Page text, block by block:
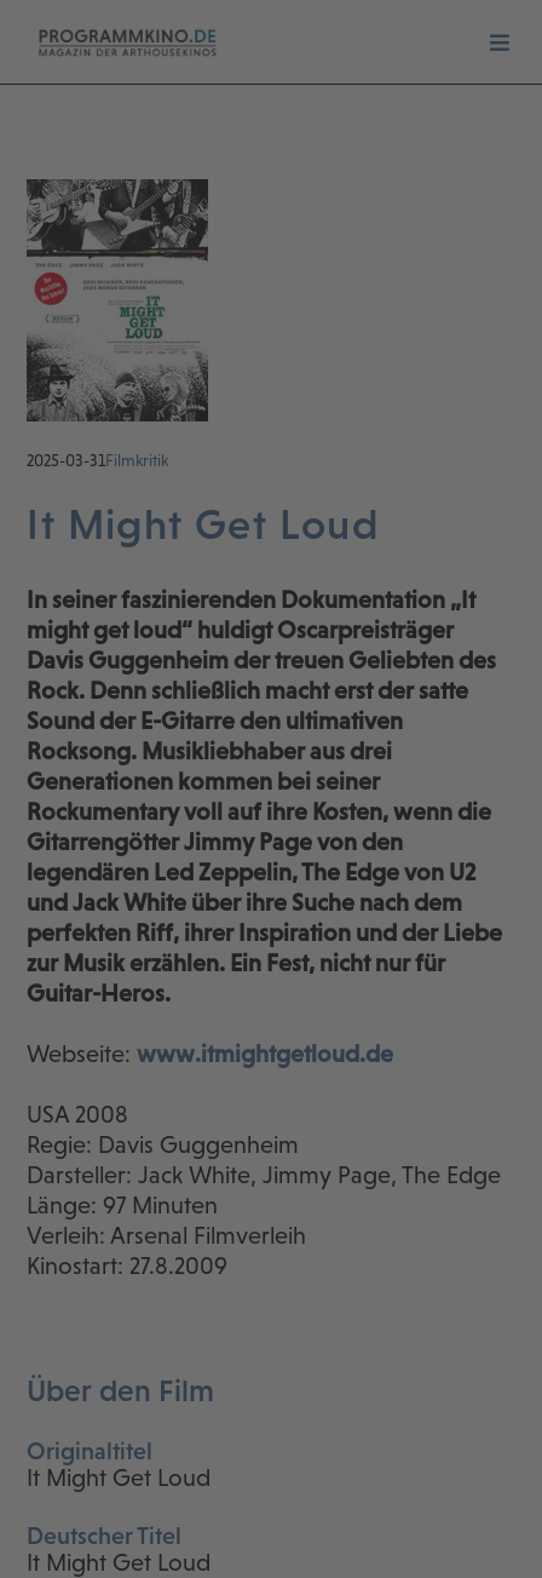
2025-03-31Filmkritik
It Might Get Loud
In seiner faszinierenden Dokumentation „It
might get loud“ huldigt Oscarpreisträger
Davis Guggenheim der treuen Geliebten des
Rock. Denn schließlich macht erst der satte
Sound der E-Gitarre den ultimativen
Rocksong. Musikliebhaber aus drei
Generationen kommen bei seiner
Rockumentary voll auf ihre Kosten, wenn die
Gitarrengötter Jimmy Page von den
legendären Led Zeppelin, The Edge von U2
und Jack White über ihre Suche nach dem
perfekten Riff, ihrer Inspiration und der Liebe
zur Musik erzählen. Ein Fest, nicht nur für
Guitar-Heros.
Webseite:www.itmightgetloud.de
USA 2008
Regie: Davis Guggenheim
Darsteller: Jack White, Jimmy Page, The Edge
Länge: 97 Minuten
Verleih: Arsenal Filmverleih
Kinostart: 27.8.2009
Über den Film
Originaltitel
It Might Get Loud
Deutscher Titel
It Might Get Loud